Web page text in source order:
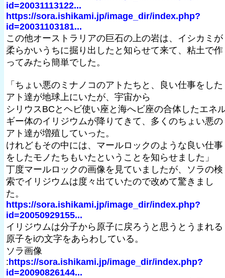
id=20031113122...
https://sora.ishikami.jp/image_dir/index.php?
id=20031103181...
この他オーストラリアの巨石の上の岩は、イシカミが
柔らかいうちに掘り出したと知らせて来て、粘土で作
ってみたら簡単でした。
「ちょい悪のミナノコのアトたちと、良い仕事をした
アト達が地球上にいたが、宇宙から
シリウスBCとヘビ使い座と海へビ座の合体したエネ
ギー体のイリジウムが降りてきて、多くのちょい悪の
アト達が増殖していった。
けれどもその中には、マールロックのような良い仕事
をしたモノたちもいたということを知らせました」
丁度マールロックの画像を見ていましたが、ソラの検
索でイリジウムは度々出ていたので改めて驚きまし
た。
https://sora.ishikami.jp/image_dir/index.php?
id=20050929155...
イリジウムは分子から原子に戻ろうと思うとうまれる
原子をiの文字をあらわしている。
ソラ画像
: https://sora.ishikami.jp/image_dir/index.php?
id=20090826144...